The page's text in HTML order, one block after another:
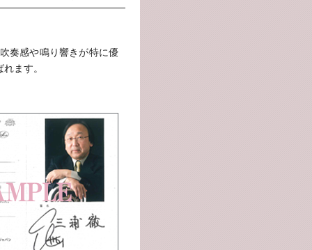
奏感や鳴り響きが特に優
ます。